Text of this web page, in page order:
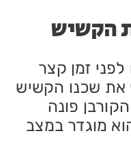
הקשיש
זמן קצר
את שכנו הקשיש
פונה
מוגדר במצב